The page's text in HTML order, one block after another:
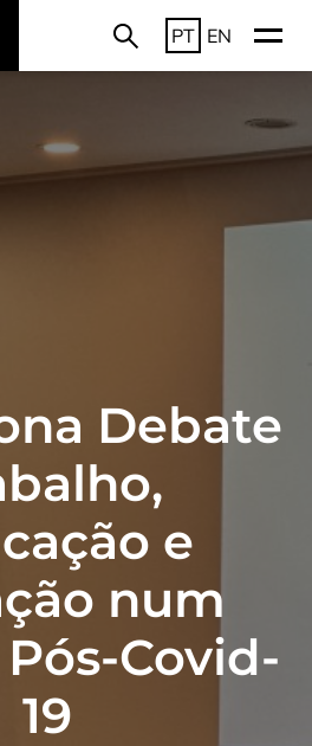
PT EN
Debate
e
num
Covid-
19